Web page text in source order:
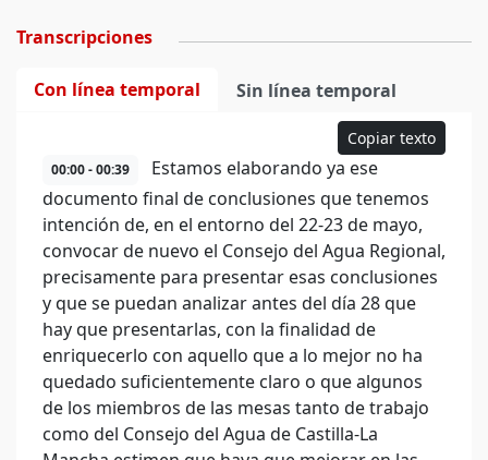
Transcripciones
Con línea temporal Sin línea temporal
Copiar texto
00:00 - 00:39
Estamos elaborando ya ese
documento final de conclusiones que tenemos
intención de, en el entorno del 22-23 de mayo,
convocar de nuevo el Consejo del Agua Regional,
precisamente para presentar esas conclusiones
y que se puedan analizar antes del día 28 que
hay que presentarlas, con la finalidad de
enriquecerlo con aquello que a lo mejor no ha
quedado suficientemente claro o que algunos
de los miembros de las mesas tanto de trabajo
como del Consejo del Agua de Castilla-La